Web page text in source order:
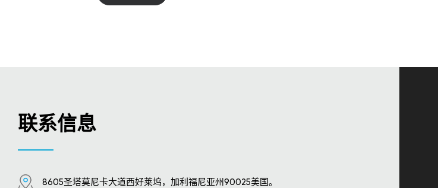
联系信息
8605圣塔莫尼卡大道西好莱坞，加利福尼亚州90025美国。